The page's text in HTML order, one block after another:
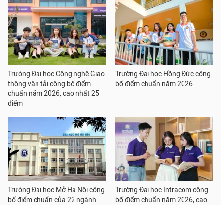
Trường Đại học Công nghệ Giao
thông vận tải công bố điểm
chuẩn năm 2026, cao nhất 25
điểm
Trường Đại học Hồng Đức công
bố điểm chuẩn năm 2026
Trường Đại học Mở Hà Nội công
bố điểm chuẩn của 22 ngành
Trường Đại học Intracom công
bố điểm chuẩn năm 2026, cao